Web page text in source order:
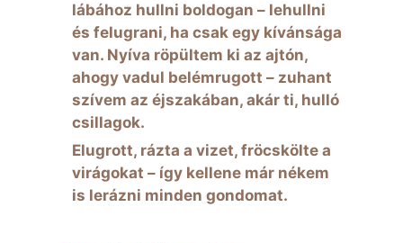
lábához hullni boldogan – lehullni
és felugrani, ha csak egy kívánsága
van. Nyíva röpültem ki az ajtón,
ahogy vadul belémrugott – zuhant
szívem az éjszakában, akár ti, hulló
csillagok.
Elugrott, rázta a vizet, fröcskölte a
virágokat – így kellene már nékem
is lerázni minden gondomat.